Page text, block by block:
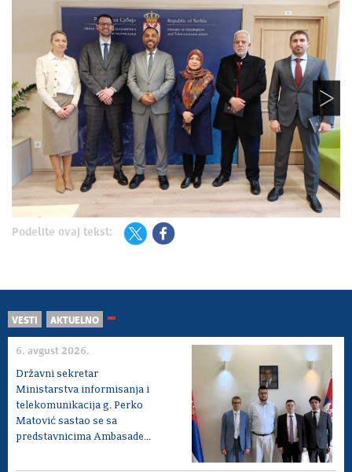
Podelite ovaj tekst:
VESTI AKTUELNO
6. avgust 2026.
Državni sekretar
Ministarstva informisanja i
telekomunikacija g. Perko
Matović sastao se sa
predstavnicima Ambasade...